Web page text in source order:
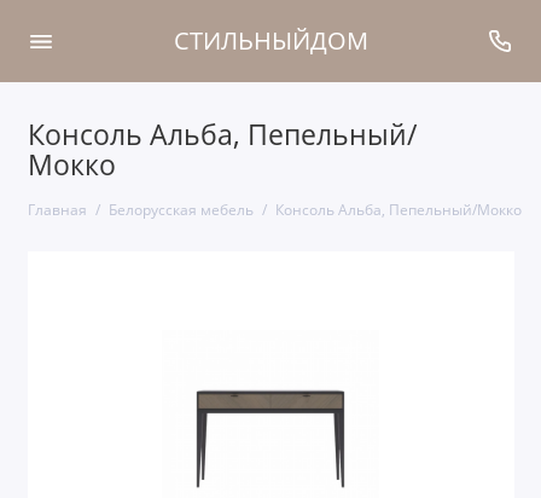
СТИЛЬНЫЙДОМ
Консоль Альба, Пепельный/
Мокко
Главная Белорусская мебель Консоль Альба, Пепельный/Мокко